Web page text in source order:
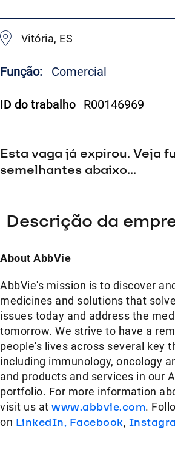
Vitória, ES
Função: Comercial
ID do trabalho R00146969
Esta vaga já expirou. Veja
semelhantes abaixo...
Descrição da
About AbbVie
AbbVie's mission is to discover
medicines and solutions that
issues today and address the
tomorrow. We strive to have a
people's lives across several key
including immunology, oncology
and products and services in our
portfolio. For more information
visit us at www.abbvie.com.
on LinkedIn, Facebook,